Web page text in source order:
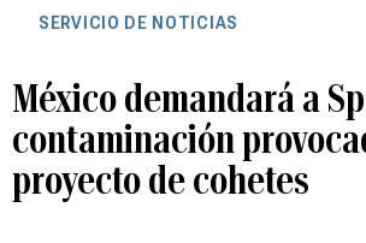
SERVICIO DE NOTICIAS
México demandará a
contaminación
proyecto de cohetes